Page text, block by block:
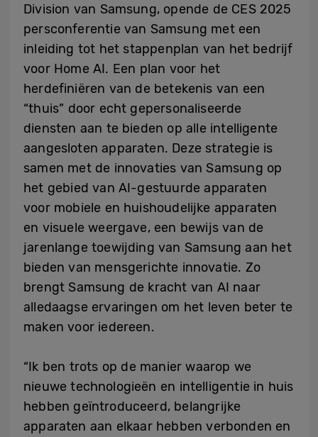
Division van Samsung, opende de CES 2025
persconferentie van Samsung met een
inleiding tot het stappenplan van het bedrijf
voor Home AI. Een plan voor het
herdefiniëren van de betekenis van een
“thuis” door echt gepersonaliseerde
diensten aan te bieden op alle intelligente
aangesloten apparaten. Deze strategie is
samen met de innovaties van Samsung op
het gebied van AI-gestuurde apparaten
voor mobiele en huishoudelijke apparaten
en visuele weergave, een bewijs van de
jarenlange toewijding van Samsung aan het
bieden van mensgerichte innovatie. Zo
brengt Samsung de kracht van AI naar
alledaagse ervaringen om het leven beter te
maken voor iedereen.
“Ik ben trots op de manier waarop we
nieuwe technologieën en intelligentie in huis
hebben geïntroduceerd, belangrijke
apparaten aan elkaar hebben verbonden en